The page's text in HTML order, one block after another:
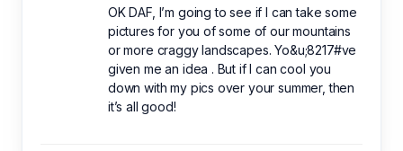
OK DAF, I’m going to see if I can take some
pictures for you of some of our mountains
or more craggy landscapes. Yo&u;8217#ve
given me an idea . But if I can cool you
down with my pics over your summer, then
it’s all good!